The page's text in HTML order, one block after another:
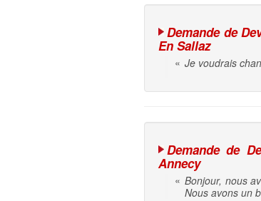
Demande de
En Sallaz
« Je voudrais
Demande de
Annecy
« Bonjour, nous
Nous avons un